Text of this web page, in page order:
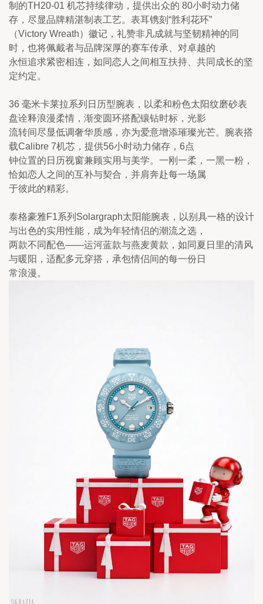
制的TH20-01 机芯持续律动，提供出众的 80小时动力储
存，尽显品牌精湛制表工艺。表耳镌刻“胜利花环”
（Victory Wreath）徽记，礼赞非凡成就与坚韧精神的同
时，也将佩戴者与品牌深厚的赛车传承、对卓越的
永恒追求紧密相连，如同恋人之间相互扶持、共同成长的坚
定约定。
36 毫米卡莱拉系列日历型腕表，以柔和粉色太阳纹磨砂表
盘诠释浪漫柔情，渐变圆环搭配镶钻时标，光影
流转间尽显低调奢华质感，亦为爱意增添璀璨光芒。腕表搭
载Calibre 7机芯，提供56小时动力储存，6点
钟位置的日历视窗兼顾实用与美学。一刚一柔，一黑一粉，
恰如恋人之间的互补与契合，并肩奔赴每一场属
于彼此的精彩。
泰格豪雅F1系列Solargraph太阳能腕表，以别具一格的设计
与出色的实用性能，成为年轻情侣的潮流之选，
两款不同配色——运河蓝款与燕麦黄款，如同夏日里的清风
与暖阳，适配多元穿搭，承包情侣间的每一份日
常浪漫。